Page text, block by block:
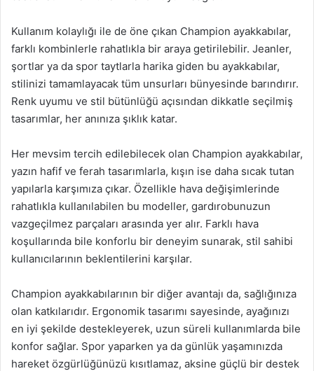
Kullanım kolaylığı ile de öne çıkan Champion ayakkabılar,
farklı kombinlerle rahatlıkla bir araya getirilebilir. Jeanler,
şortlar ya da spor taytlarla harika giden bu ayakkabılar,
stilinizi tamamlayacak tüm unsurları bünyesinde barındırır.
Renk uyumu ve stil bütünlüğü açısından dikkatle seçilmiş
tasarımlar, her anınıza şıklık katar.
Her mevsim tercih edilebilecek olan Champion ayakkabılar,
yazın hafif ve ferah tasarımlarla, kışın ise daha sıcak tutan
yapılarla karşımıza çıkar. Özellikle hava değişimlerinde
rahatlıkla kullanılabilen bu modeller, gardırobunuzun
vazgeçilmez parçaları arasında yer alır. Farklı hava
koşullarında bile konforlu bir deneyim sunarak, stil sahibi
kullanıcılarının beklentilerini karşılar.
Champion ayakkabılarının bir diğer avantajı da, sağlığınıza
olan katkılarıdır. Ergonomik tasarımı sayesinde, ayağınızı
en iyi şekilde destekleyerek, uzun süreli kullanımlarda bile
konfor sağlar. Spor yaparken ya da günlük yaşamınızda
hareket özgürlüğünüzü kısıtlamaz, aksine güçlü bir destek